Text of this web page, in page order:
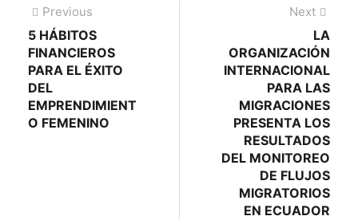
Navegación
de
entradas
Previous
post:
5 HÁBITOS
FINANCIEROS
PARA EL ÉXITO
DEL
EMPRENDIMIENT
O FEMENINO
Next
LA
ORGANIZACIÓN
INTERNACIONAL
PARA LAS
MIGRACIONES
PRESENTA LOS
RESULTADOS
DEL MONITOREO
DE FLUJOS
MIGRATORIOS
EN ECUADOR